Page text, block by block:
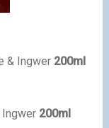
& Ingwer 200ml
Ingwer 200ml